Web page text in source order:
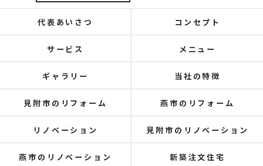
代表あいさつ コンセプト
サービス メニュー
ギャラリー 当社の特徴
見附市のリフォーム 燕市のリフォーム
リノベーション 見附市のリノベーション
燕市のリノベーション 新築注文住宅